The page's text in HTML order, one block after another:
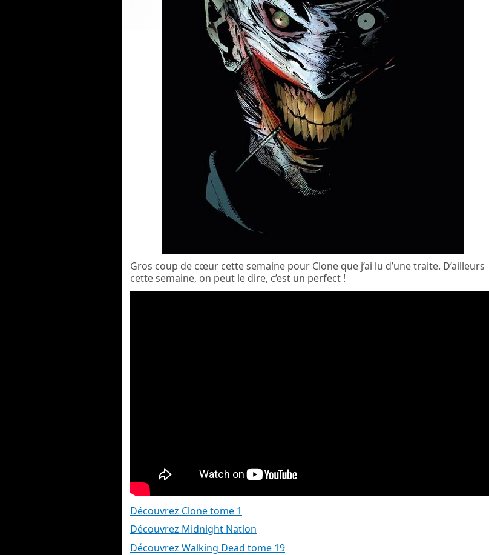
Gros coup de cœur cette semaine pour Clone que j’ai lu d’une traite. D’ailleurs
cette semaine, on peut le dire, c’est un perfect !
Découvrez Clone tome 1
Découvrez Midnight Nation
Découvrez Walking Dead tome 19